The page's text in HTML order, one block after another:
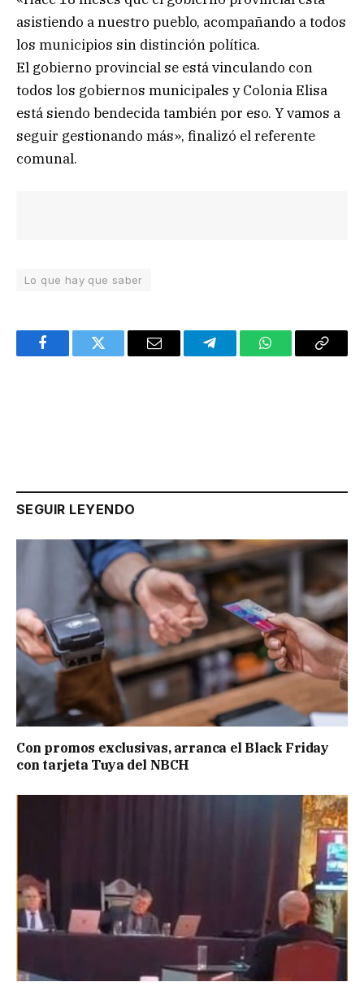
asistiendo a nuestro pueblo, acompañando a todos
los municipios sin distinción política.
El gobierno provincial se está vinculando con
todos los gobiernos municipales y Colonia Elisa
está siendo bendecida también por eso. Y vamos a
seguir gestionando más», finalizó el referente
comunal.
Lo que hay que saber
FacebookTwitter Email TelegramWhatsAppCopy
SEGUIR LEYENDO
Con promos exclusivas, arranca el Black Friday
con tarjeta Tuya del NBCH